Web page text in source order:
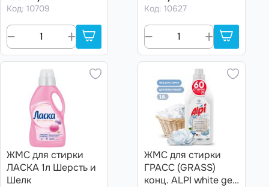
Код: 10709 Код: 10627
ЖМС для стирки
ЛАСКА 1л Шерсть и
Шелк
ЖМС для стирки
ГРАСС (GRASS)
конц. ALPI white gel